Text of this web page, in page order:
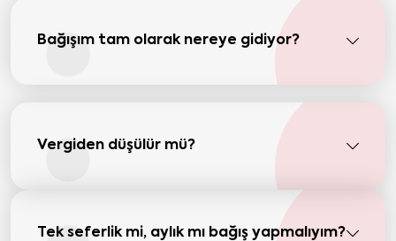
Bağışım tam olarak nereye gidiyor?
Vergiden düşülür mü?
Tek seferlik mi, aylık mı bağış yapmalıyım?